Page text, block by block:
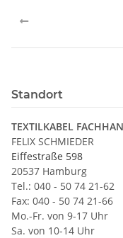
Standort
TEXTILKABEL
FELIX SCHMIEDER
Eiffestraße 598
20537 Hamburg
Tel.: 040 - 50 74 21-62
Fax: 040 - 50 74 21-66
Mo.-Fr. von 9-17 Uhr
Sa. von 10-14 Uhr